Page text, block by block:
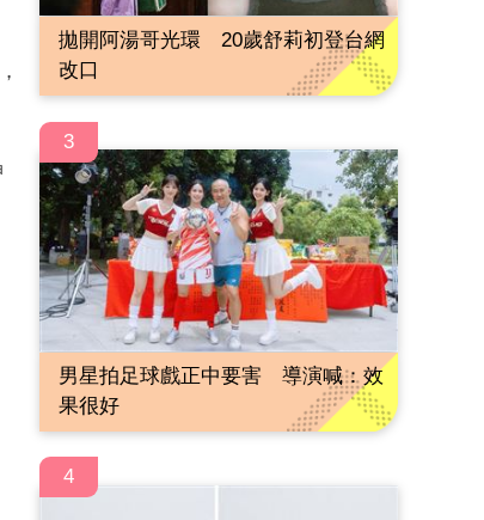
拋開阿湯哥光環 20歲舒莉初登台網
改口
3
男星拍足球戲正中要害 導演喊：效
果很好
4